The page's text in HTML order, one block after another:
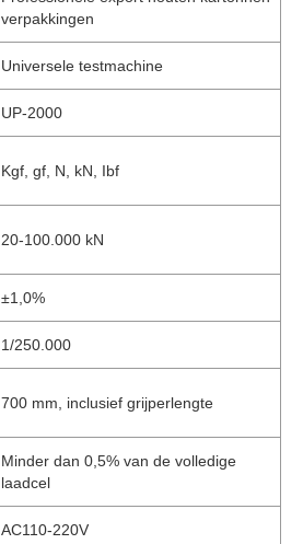
verpakkingen
Universele testmachine
UP-2000
Kgf, gf, N, kN, Ibf
20-100.000 kN
±1,0%
1/250.000
700 mm, inclusief grijperlengte
Minder dan 0,5% van de volledige
laadcel
AC110-220V